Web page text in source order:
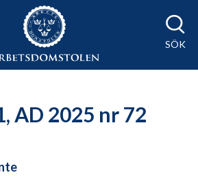
SÖK
AD 2025 nr 72